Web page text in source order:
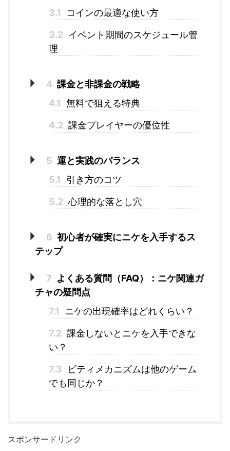
3.1
コインの最適な使い方
3.2
イベント期間のスケジュール管
理
4 課金と非課金の戦略
4.1 無料で狙える特典
4.2 課金プレイヤーの優位性
5 運と実践のバランス
5.1
引き方のコツ
5.2 心理的な落とし穴
6 初心者が確実にニケを入手するス
テップ
7 よくある質問（FAQ）：ニケ関連ガ
チャの疑問点
7.1
ニケの出現確率はどれくらい？
7.2 課金しないとニケを入手できな
い？
7.3
ピティメカニズムは他のゲーム
でも同じか？
スポンサードリンク